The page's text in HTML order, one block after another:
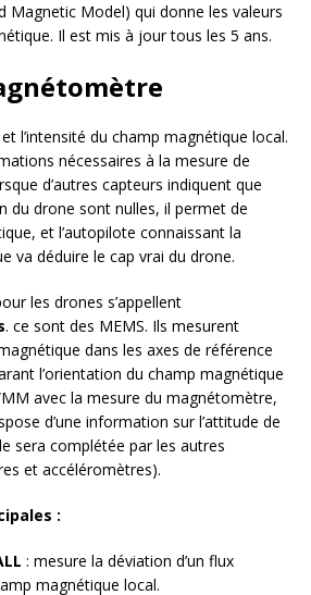
Magnetic Model) qui donne les valeurs
Il est mis à jour tous les 5 ans.
l’intensité du champ magnétique local.
nécessaires à la mesure de
d’autres capteurs indiquent que
du drone sont nulles, il permet de
et l’autopilote connaissant la
va déduire le cap vrai du drone.
les drones s’appellent
. ce sont des MEMS. Ils mesurent
dans les axes de référence
l’orientation du champ magnétique
avec la mesure du magnétomètre,
d’une information sur l’attitude de
sera complétée par les autres
et accéléromètres).
:
: mesure la déviation d’un flux
magnétique local.